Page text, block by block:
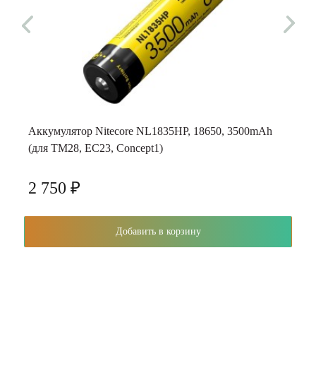
Аккумулятор Nitecore NL1835HP, 18650, 3500mAh
(для TM28, EC23, Concept1)
2 750 ₽
Добавить в корзину